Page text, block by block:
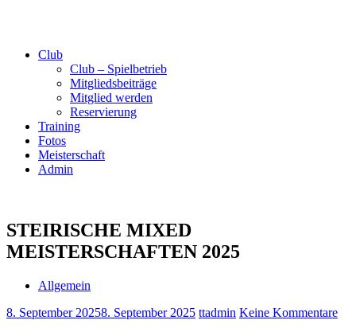
Club
Club – Spielbetrieb
Mitgliedsbeiträge
Mitglied werden
Reservierung
Training
Fotos
Meisterschaft
Admin
STEIRISCHE MIXED
MEISTERSCHAFTEN 2025
Allgemein
8. September 20258. September 2025 ttadmin Keine Kommentare